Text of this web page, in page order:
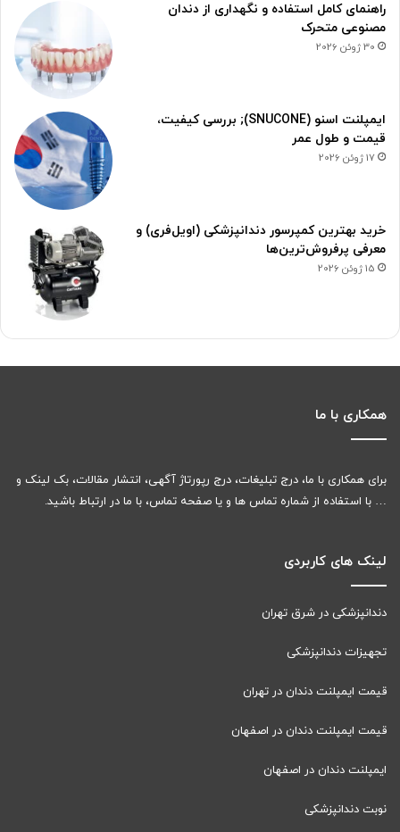
راهنمای کامل استفاده و نگهداری از دندان
مصنوعی متحرک
30 ژوئن 2026
ایمپلنت اسنو (SNUCONE); بررسی کیفیت،
قیمت و طول عمر
17 ژوئن 2026
خرید بهترین کمپرسور دندانپزشکی (اویل‌فری) و
معرفی پرفروش‌ترین‌ها
15 ژوئن 2026
همکاری با ما
برای همکاری با ما، درج تبلیغات، درج رپورتاژ آگهی، انتشار مقالات، بک لینک و
… با استفاده از شماره تماس ها و یا صفحه تماس، با ما در ارتباط باشید.
لینک های کاربردی
دندانپزشکی در شرق تهران
تجهیزات دندانپزشکی
قیمت ایمپلنت دندان در تهران
قیمت ایمپلنت دندان در اصفهان
ایمپلنت دندان در اصفهان
نوبت دندانپزشکی